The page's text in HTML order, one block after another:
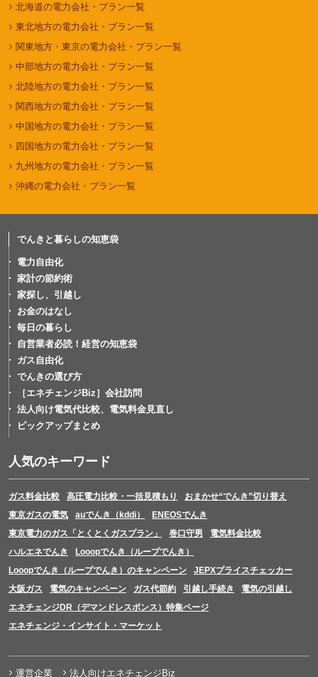
北海道の電力会社・プラン一覧
東北地方の電力会社・プラン一覧
関東地方・東京の電力会社・プラン一覧
中部地方の電力会社・プラン一覧
北陸地方の電力会社・プラン一覧
関西地方の電力会社・プラン一覧
中国地方の電力会社・プラン一覧
四国地方の電力会社・プラン一覧
九州地方の電力会社・プラン一覧
沖縄の電力会社・プラン一覧
でんきと暮らしの知恵袋
電力自由化
家計の節約術
家探し、引越し
お金のはなし
毎日の暮らし
自営業者必読！経営の知恵袋
ガス自由化
でんきの選び方
［エネチェンジBiz］会社訪問
法人向け電気代比較、電気料金見直し
ピックアップまとめ
人気のキーワード
ガス料金比較 高圧電力比較・一括見積もり
おまかせ“でんき”切り替え
東京ガスの電気
auでんき（kddi）
ENEOSでんき
東京電力のガス「とくとくガスプラン」
巻口守男
電気料金比較
ハルエネでんき
Looopでんき（ループでんき）
Looopでんき（ループでんき）のキャンペーン
JEPXプライスチェッカー
大阪ガス
電気のキャンペーン ガス代節約 引越し手続き
電気の引越し
エネチェンジDR（デマンドレスポンス）特集ページ
エネチェンジ・インサイト・マーケット
運営企業 法人向けエネチェンジBiz